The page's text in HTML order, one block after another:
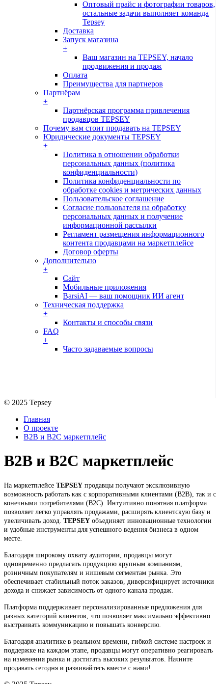
Оптовый прайс и фотографии товаров,
остальные задачи выполняет команда
Tepsey
Доставка
Запуск магазина
+
Ваш магазин на TEPSEY, начало
продвижения и продаж
Оплата
Преимущества для партнеров
Партнёрам
+
Партнёрская программа привлечения
продавцов TEPSEY
Почему вам стоит продавать на TEPSEY
Юридические документы TEPSEY
+
Политика в отношении обработки
персональных данных (политика
конфиденциальности)
Политика конфиденциальности по
обработке cookies и метрических данных
Пользовательское соглашение
Согласие пользователя на обработку
персональных данных и получение
информационной рассылки
Регламент размещения информационного
контента продавцами на маркетплейсе
Договор оферты
Дополнительно
+
Сайт
Мобильные приложения
BarsiAI — ваш помощник ИИ агент
Техническая поддержка
+
Контакты и способы связи
FAQ
+
Часто задаваемые вопросы
© 2025 Tepsey
Главная
О проекте
B2B и B2C маркетплейс
B2B и B2C маркетплейс
На маркетплейсе TEPSEY продавцы получают эксклюзивную
возможность работать как с корпоративными клиентами (B2B), так и с
конечными потребителями (B2C). Интуитивно понятная платформа
позволяет легко управлять продажами, расширять клиентскую базу и
увеличивать доход. TEPSEY объединяет инновационные технологии
и удобные инструменты для успешного ведения бизнеса в одном
месте.
Благодаря широкому охвату аудитории, продавцы могут
одновременно предлагать продукцию крупным компаниям,
розничным покупателям и нишевым сегментам рынка. Это
обеспечивает стабильный поток заказов, диверсифицирует источники
дохода и снижает зависимость от одного канала продаж.
Платформа поддерживает персонализированные предложения для
разных категорий клиентов, что позволяет максимально эффективно
выстраивать коммуникацию и повышать конверсию.
Благодаря аналитике в реальном времени, гибкой системе настроек и
поддержке на каждом этапе, продавцы могут оперативно реагировать
на изменения рынка и достигать высоких результатов. Начните
продавать сегодня и развивайтесь вместе с нами!